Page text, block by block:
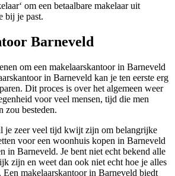
om een betaalbare makelaar uit
bij je past.
Barneveld
om een makelaarskantoor in Barneveld
in Barneveld kan je ten eerste erg
Dit proces is over het algemeen weer
voor veel mensen, tijd die men
zou besteden.
je zeer veel tijd kwijt zijn om belangrijke
voor een woonhuis kopen in Barneveld
in Barneveld. Je bent niet echt bekend alle
zijn en weet dan ook niet echt hoe je alles
Een makelaarskantoor in Barneveld biedt